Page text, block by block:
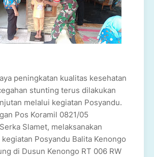
peningkatan kualitas kesehatan
stunting terus dilakukan
melalui kegiatan Posyandu.
Pos Koramil 0821/05
Slamet, melaksanakan
Posyandu Balita Kenongo
di Dusun Kenongo RT 006 RW